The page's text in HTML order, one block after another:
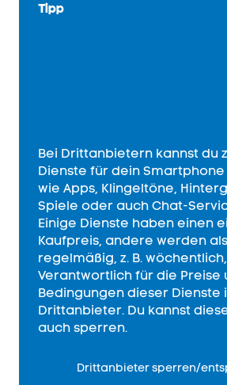
Tipp
Bei Drittanbietern kannst du
Dienste für dein
wie Apps, Klingeltöne,
Spiele oder auch Chat-
Einige Dienste haben einen
Kaufpreis, andere werden
regelmäßig, z. B.
Verantwortlich für die Preise
Bedingungen dieser Dienste
Drittanbieter. Du kannst
auch sperren.
Drittanbieter sperren/